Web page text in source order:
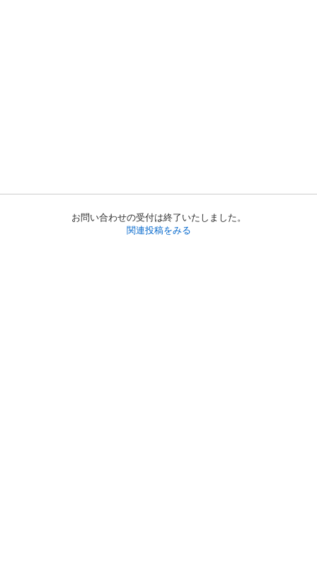
お問い合わせの受付は終了いたしました。
関連投稿をみる